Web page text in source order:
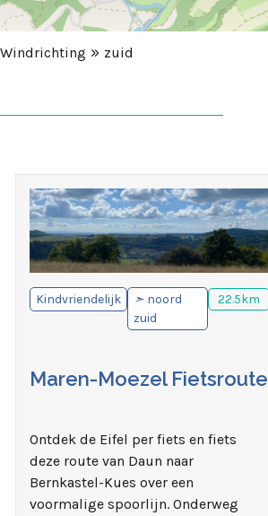
Windrichting » zuid
Kindvriendelijk ➣ noord
zuid
22.5km
Maren-Moezel Fietsroute
Ontdek de Eifel per fiets en fiets
deze route van Daun naar
Bernkastel-Kues over een
voormalige spoorlijn. Onderweg